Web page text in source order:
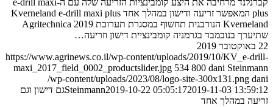
קברנלנד מרחיבה את היצע קומבינציות הזריעה שלה עם ה-e-drill maxi
plus המאפשר זריעה ודישון במהלך אחד Kverneland e-drill maxi plus
Kverneland הנורבגית תחשוף במסגרת תערוכת Agritechnica 2019
שתיערך בנובמבר בגרמניה קומבינציית דישון וזריעה…
22 באוקטובר 2019
https://www.agrinews.co.il/wp-content/uploads/2019/10/KV_e-drill-
maxi_2017_field_0002_productslider.jpg 534 800 dani Steinmann
/wp-content/uploads/2023/08/logo-site-300x131.png dani
Steinmann2019-10-22 05:05:172019-11-03 13:59:12
גם דישון וגם
זריעה במהלך אחד